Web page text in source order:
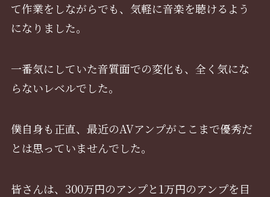
て作業をしながらでも、気軽に音楽を聴けるよう
になりました。
一番気にしていた音質面での変化も、全く気にな
らないレベルでした。
僕自身も正直、最近のAVアンプがここまで優秀だ
とは思っていませんでした。
皆さんは、300万円のアンプと1万円のアンプを目